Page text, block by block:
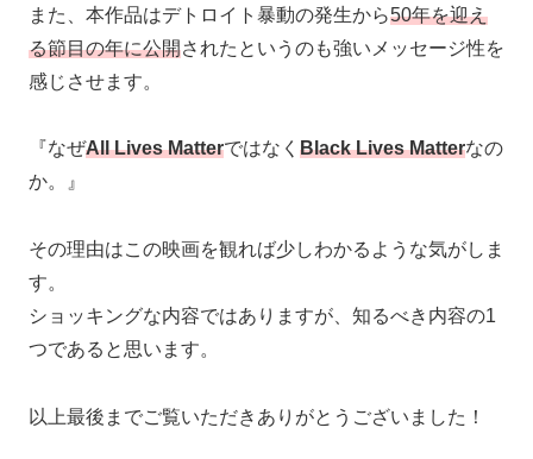
また、本作品はデトロイト暴動の発生から50年を迎え
る節目の年に公開されたというのも強いメッセージ性を
感じさせます。
『なぜAll Lives Matterではなく Black Lives Matterなの
か。』
その理由はこの映画を観れば少しわかるような気がしま
す。
ショッキングな内容ではありますが、知るべき内容の1
つであると思います。
以上最後までご覧いただきありがとうございました！